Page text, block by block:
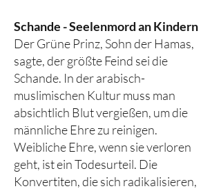
Schande - Seelenmord an Kindern
Der Grüne Prinz, Sohn der Hamas,
sagte, der größte Feind sei die
Schande. In der arabisch-
muslimischen Kultur muss man
absichtlich Blut vergießen, um die
männliche Ehre zu reinigen.
Weibliche Ehre, wenn sie verloren
geht, ist ein Todesurteil. Die
Konvertiten, die sich radikalisieren,